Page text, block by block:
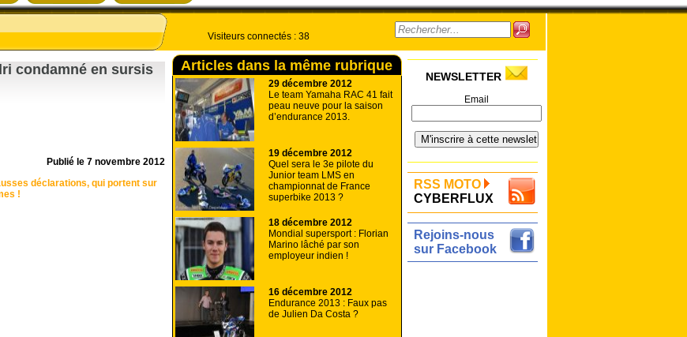
condamné en sursis
Publié le 7 novembre 2012
déclarations, qui portent sur
!
Visiteurs connectés : 38
Articles dans la même rubrique
29 décembre 2012
Le team Yamaha RAC 41 fait
peau neuve pour la saison
d’endurance 2013.
19 décembre 2012
Quel sera le 3e pilote du
Junior team LMS en
championnat de France
superbike 2013 ?
18 décembre 2012
Mondial supersport : Florian
Marino lâché par son
employeur indien !
16 décembre 2012
Endurance 2013 : Faux pas
de Julien Da Costa ?
NEWSLETTER
Email
RSS MOTO
CYBERFLUX
Rejoins-nous
sur Facebook